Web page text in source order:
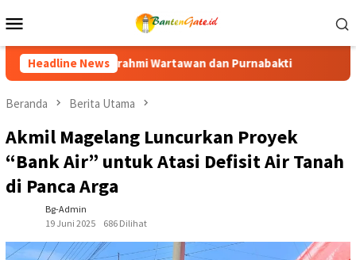
ke
Mobile
Headline News
Purnabakti Ratusan Purna Bhakti dan Warga Siap
Beranda Berita Utama
Akmil Magelang Luncurkan Proyek
“Bank Air” untuk Atasi Defisit Air Tanah
di Panca Arga
Bg-Admin
19 Juni 2025
686 Dilihat